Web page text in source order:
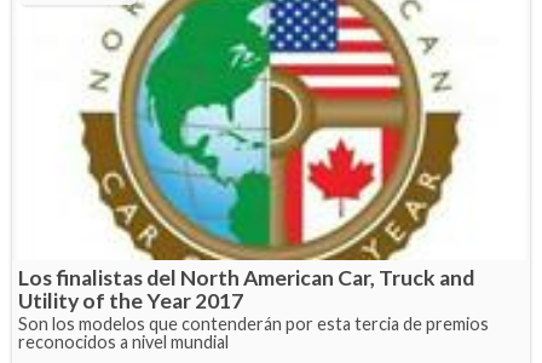
Los finalistas del North American Car, Truck and
Utility of the Year 2017
Son los modelos que contenderán por esta tercia de premios
reconocidos a nivel mundial